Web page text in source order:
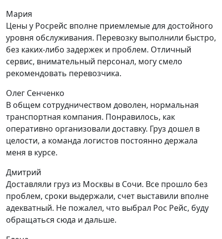
Мария
Цены у Росрейс вполне приемлемые для достойного
уровня обслуживания. Перевозку выполнили быстро,
без каких-либо задержек и проблем. Отличный
сервис, внимательный персонал, могу смело
рекомендовать перевозчика.
Олег Сенченко
В общем сотрудничеством доволен, нормальная
транспортная компания. Понравилось, как
оперативно организовали доставку. Груз дошел в
целости, а команда логистов постоянно держала
меня в курсе.
Дмитрий
Доставляли груз из Москвы в Сочи. Все прошло без
проблем, сроки выдержали, счет выставили вполне
адекватный. Не пожалел, что выбрал Рос Рейс, буду
обращаться сюда и дальше.